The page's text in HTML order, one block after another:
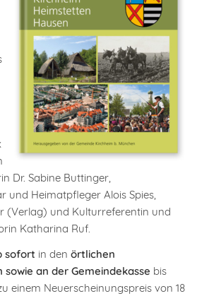
Dr. Sabine Buttinger,
und Heimatpfleger Alois Spies,
(Verlag) und Kulturreferentin und
Katharina Ruf.
sofort in den örtlichen
an der Gemeindekasse bis
einem Neuerscheinungspreis von 18